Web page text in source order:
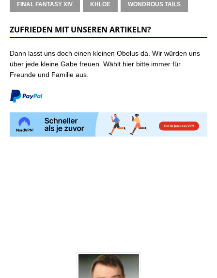
FINAL FANTASY XIV KHLOE WONDROUS TAILS
ZUFRIEDEN MIT UNSEREN ARTIKELN?
Dann lasst uns doch einen kleinen Obolus da. Wir würden uns
über jede kleine Gabe freuen. Wählt hier bitte immer für
Freunde und Familie aus.